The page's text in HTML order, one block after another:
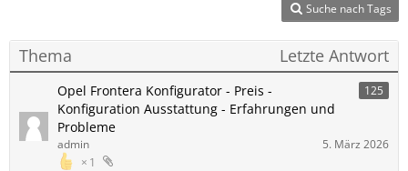
Suche nach Tags
Thema Letzte Antwort
Opel Frontera Konfigurator - Preis -
Konfiguration Ausstattung - Erfahrungen und
Probleme
125
1
admin 5. März 2026